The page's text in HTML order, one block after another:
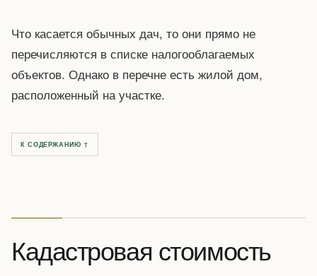
Что касается обычных дач, то они прямо не
перечисляются в списке налогооблагаемых
объектов. Однако в перечне есть жилой дом,
расположенный на участке.
К СОДЕРЖАНИЮ ↑
Кадастровая стоимость